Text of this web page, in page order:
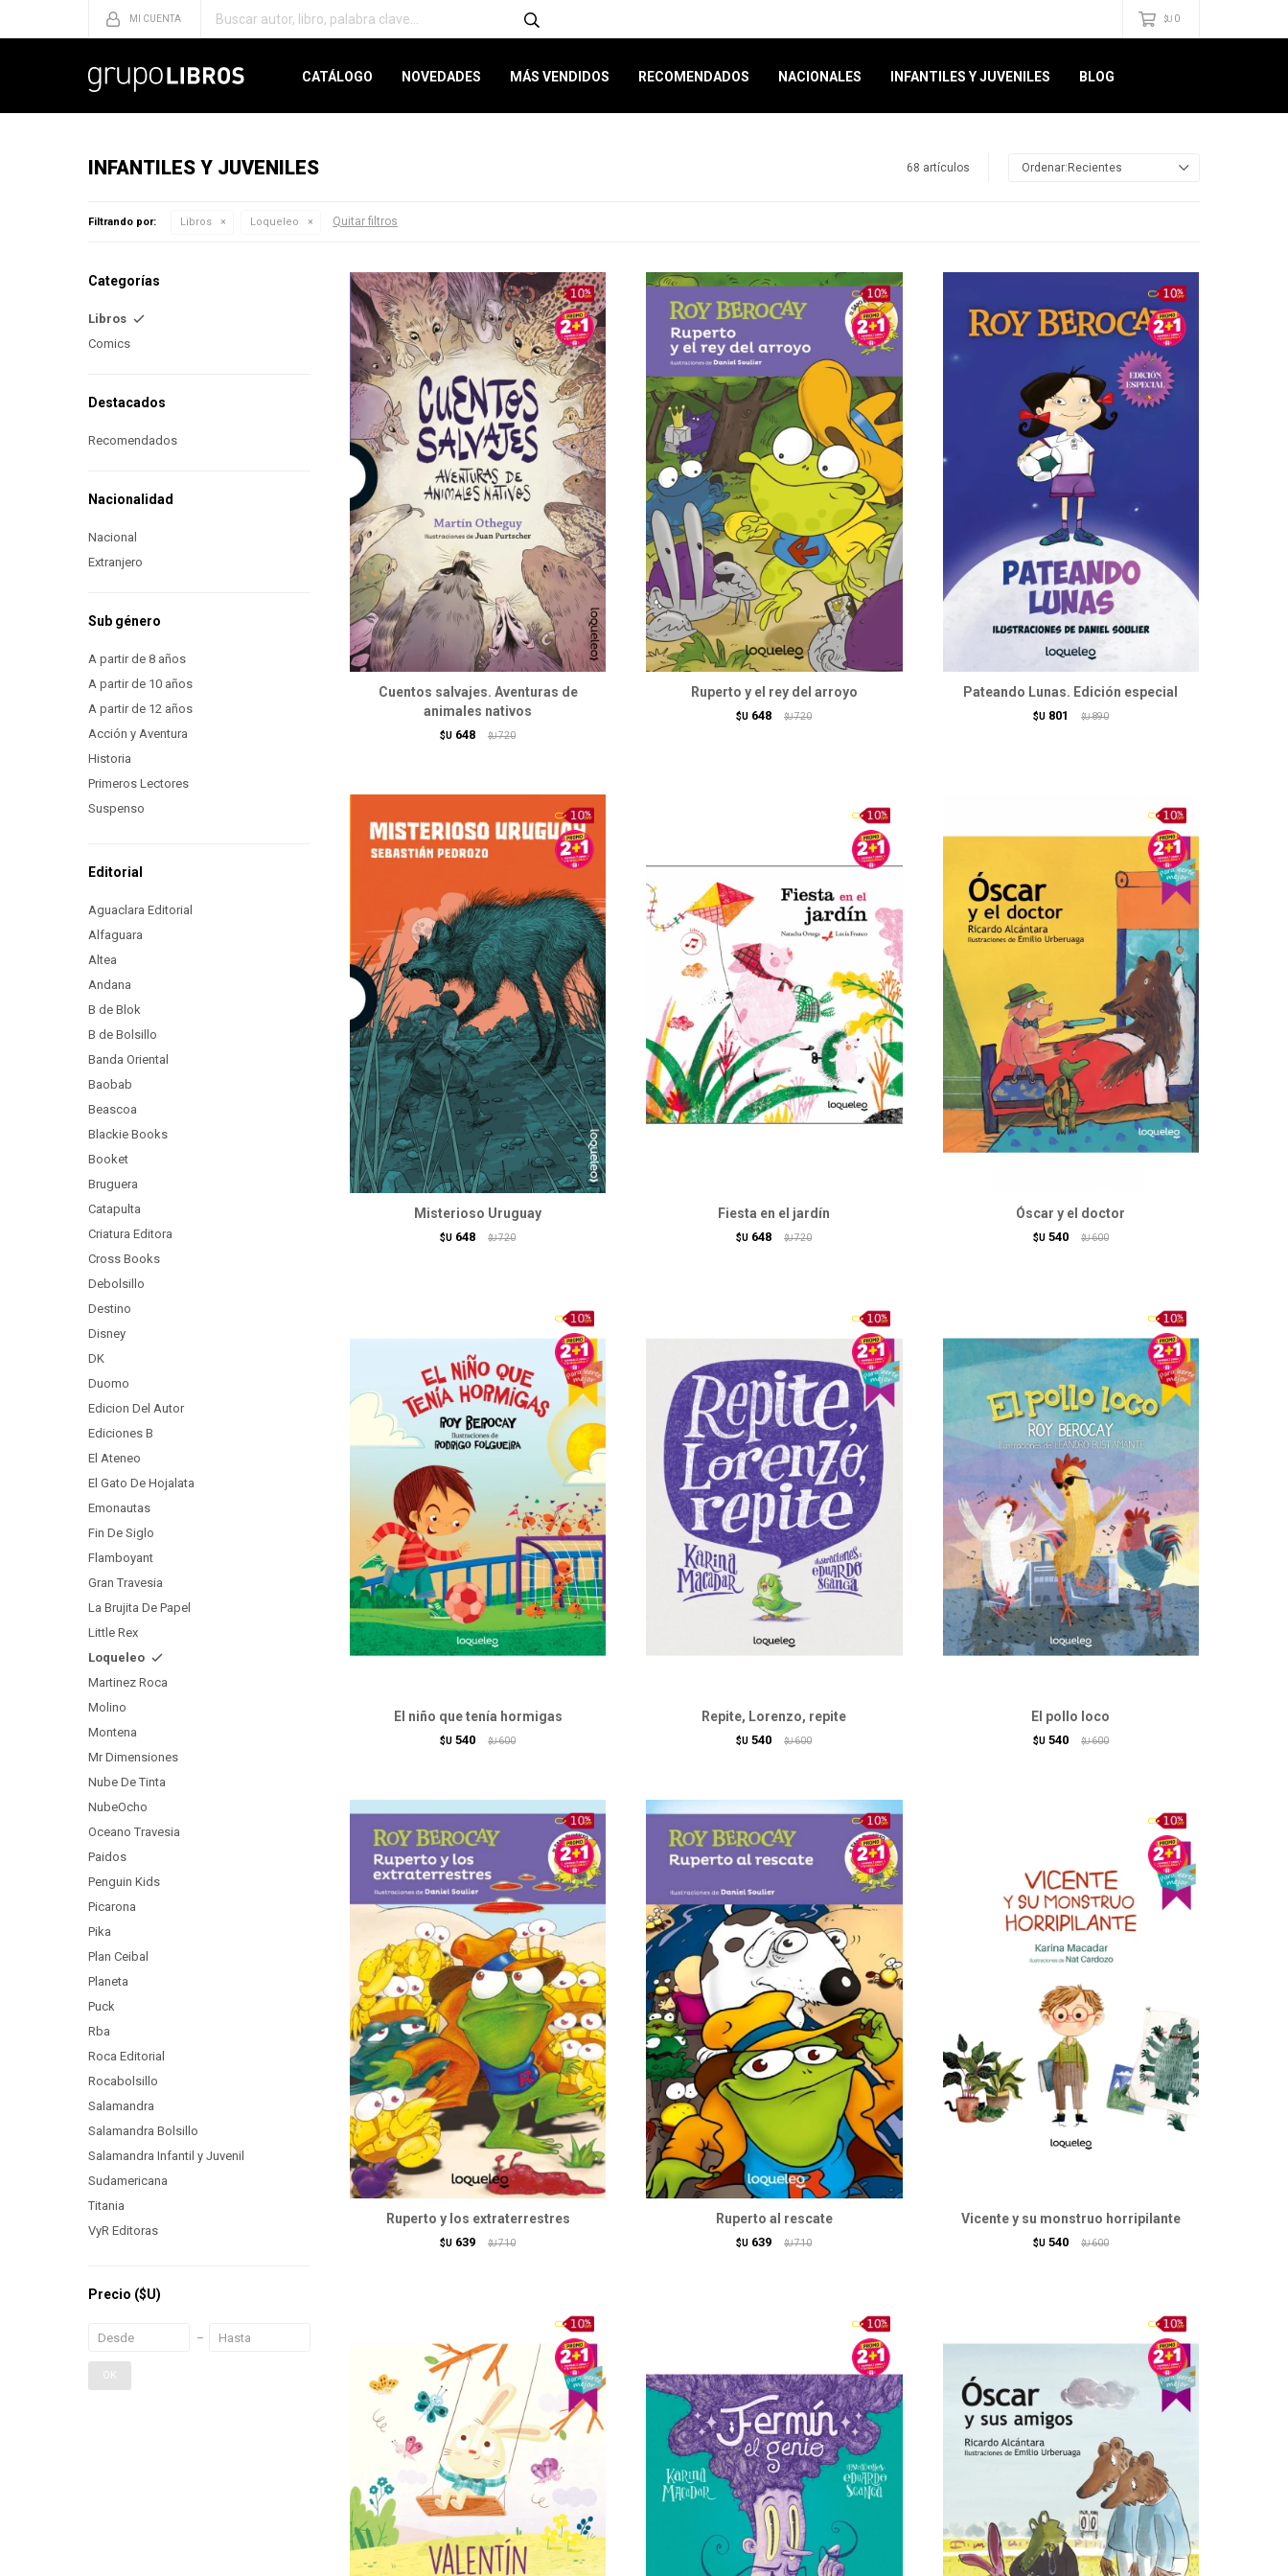
CATÁLOGO NOVEDADES MÁS VENDIDOS RECOMENDADOS NACIONALES INFANTILES Y JUVENILES BLOG
$U 0
INFANTILES Y JUVENILES 68 artículos Recientes
Filtrando por: Libros Loqueleo Quitar filtros
Cuentos salvajes. Aventuras de
animales nativos
$U 648 $U 720
Ruperto y el rey del arroyo
$U 648 $U 720
Pateando Lunas. Edición especial
$U 801 $U 890
Misterioso Uruguay
$U 648 $U 720
Fiesta en el jardín
$U 648 $U 720
Óscar y el doctor
$U 540 $U 600
El niño que tenía hormigas
$U 540 $U 600
Repite, Lorenzo, repite
$U 540 $U 600
El pollo loco
$U 540 $U 600
Ruperto y los extraterrestres
$U 639 $U 710
Ruperto al rescate
$U 639 $U 710
Vicente y su monstruo horripilante
$U 540 $U 600
Categorías
Libros
Comics
Destacados
Recomendados
Nacionalidad
Nacional
Extranjero
Sub género
A partir de 8 años
A partir de 10 años
A partir de 12 años
Acción y Aventura
Historia
Primeros Lectores
Suspenso
Editorial
Aguaclara Editorial
Alfaguara
Altea
Andana
B de Blok
B de Bolsillo
Banda Oriental
Baobab
Beascoa
Blackie Books
Booket
Bruguera
Catapulta
Criatura Editora
Cross Books
Debolsillo
Destino
Disney
DK
Duomo
Edicion Del Autor
Ediciones B
El Ateneo
El Gato De Hojalata
Emonautas
Fin De Siglo
Flamboyant
Gran Travesia
La Brujita De Papel
Little Rex
Loqueleo
Martinez Roca
Molino
Montena
Mr Dimensiones
Nube De Tinta
NubeOcho
Oceano Travesia
Paidos
Penguin Kids
Picarona
Pika
Plan Ceibal
Planeta
Puck
Rba
Roca Editorial
Rocabolsillo
Salamandra
Salamandra Bolsillo
Salamandra Infantil y Juvenil
Sudamericana
Titania
VyR Editoras
Precio ($U)
OK